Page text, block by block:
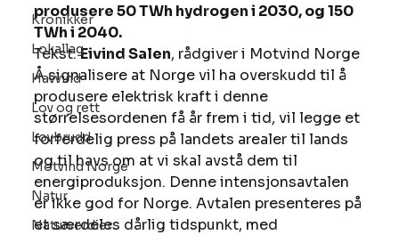
Kronikker
Lokallag
Havvind
Lov og rett
Lovbrudd
Motvind Norge
Natur
Naturverdier
produsere 50 TWh hydrogen i 2030, og 150
TWh i 2040.
Tekst: Eivind Salen, rådgiver i Motvind Norge
Å signalisere at Norge vil ha overskudd til å
produsere elektrisk kraft i denne
størrelsesordenen få år frem i tid, vil legge et
forferdelig press på landets arealer til lands
og til havs om at vi skal avstå dem til
energiproduksjon. Denne intensjonsavtalen
er ikke god for Norge. Avtalen presenteres på
et særdeles dårlig tidspunkt, med